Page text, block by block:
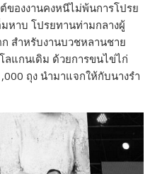
ของงานคงหนีไม่พ้นการโปรย
หาบ โปรยทานท่ามกลางผู้
สำหรับงานบวชหลานชาย
ลแกนเดิม ด้วยการขนไข่ไก่
ถุง นำมาแจกให้กับนางรำ